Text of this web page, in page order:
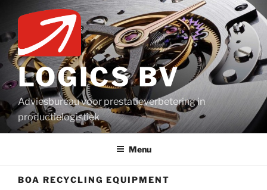
de
inhoud
LOGICS BV
Adviesbureau voor prestatieverbetering in
productielogistiek
Menu
BOA RECYCLING EQUIPMENT